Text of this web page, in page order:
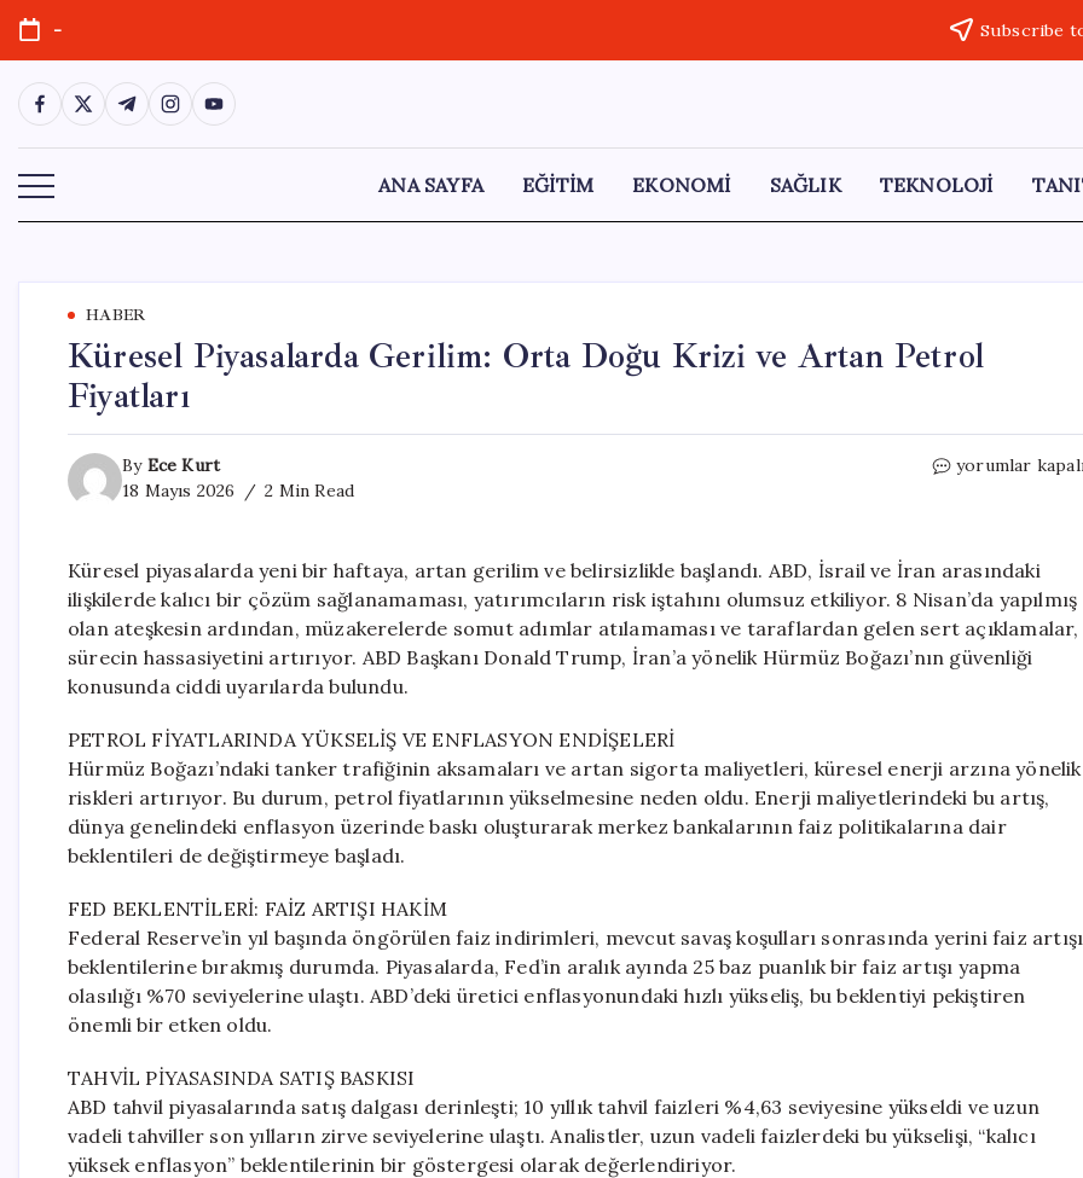
Skip
content
- Subscribe
https://www.facebook.com/
https://twitter.com/
https://t.me/
https://www.instagram.com/
https://youtube.com/
ANA SAYFA EĞİTİM EKONOMİ SAĞLIK TEKNOLOJİ
HABER
Küresel Piyasalarda Gerilim: Orta Doğu Krizi ve Artan Petrol
Fiyatları
By Ece Kurt
18 Mayıs 2026
2 Min Read
Küresel
Doğu
Krizi
Artan
Petrol
yorumlar
Küresel piyasalarda yeni bir haftaya, artan gerilim ve belirsizlikle başlandı. ABD, İsrail ve İran arasındaki
ilişkilerde kalıcı bir çözüm sağlanamaması, yatırımcıların risk iştahını olumsuz etkiliyor. 8 Nisan’da yapılmış
olan ateşkesin ardından, müzakerelerde somut adımlar atılamaması ve taraflardan gelen sert açıklamalar,
sürecin hassasiyetini artırıyor. ABD Başkanı Donald Trump, İran’a yönelik Hürmüz Boğazı’nın güvenliği
konusunda ciddi uyarılarda bulundu.
PETROL FİYATLARINDA YÜKSELİŞ VE ENFLASYON ENDİŞELERİ
Hürmüz Boğazı’ndaki tanker trafiğinin aksamaları ve artan sigorta maliyetleri, küresel enerji arzına yönelik
riskleri artırıyor. Bu durum, petrol fiyatlarının yükselmesine neden oldu. Enerji maliyetlerindeki bu artış,
dünya genelindeki enflasyon üzerinde baskı oluşturarak merkez bankalarının faiz politikalarına dair
beklentileri de değiştirmeye başladı.
FED BEKLENTİLERİ: FAİZ ARTIŞI HAKİM
Federal Reserve’in yıl başında öngörülen faiz indirimleri, mevcut savaş koşulları sonrasında yerini faiz artışı
beklentilerine bırakmış durumda. Piyasalarda, Fed’in aralık ayında 25 baz puanlık bir faiz artışı yapma
olasılığı %70 seviyelerine ulaştı. ABD’deki üretici enflasyonundaki hızlı yükseliş, bu beklentiyi pekiştiren
önemli bir etken oldu.
TAHVİL PİYASASINDA SATIŞ BASKISI
ABD tahvil piyasalarında satış dalgası derinleşti; 10 yıllık tahvil faizleri %4,63 seviyesine yükseldi ve uzun
vadeli tahviller son yılların zirve seviyelerine ulaştı. Analistler, uzun vadeli faizlerdeki bu yükselişi, “kalıcı
yüksek enflasyon” beklentilerinin bir göstergesi olarak değerlendiriyor.